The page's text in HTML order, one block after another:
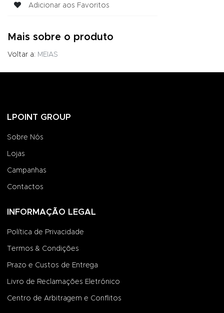
Adicionar aos Favoritos
Mais sobre o produto
Voltar a: MEIAS
LPOINT GROUP
Sobre Nós
Lojas
Campanhas
Contactos
INFORMAÇÃO LEGAL
Política de Privacidade
Termos & Condições
Prazo e Custos de Entrega
Livro de Reclamações Eletrónico
Centro de Arbitragem e Conflitos